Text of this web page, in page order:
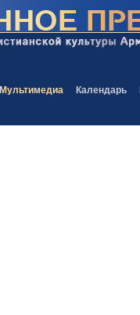
Мультимедиа Календарь